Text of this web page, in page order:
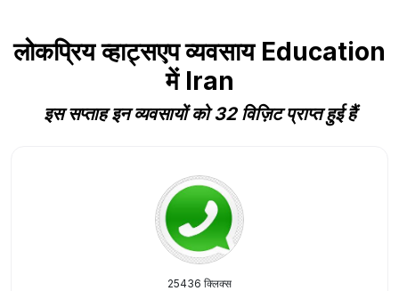
लोकप्रिय व्हाट्सएप व्यवसाय Education
में Iran
इस सप्ताह इन व्यवसायों को 32 विज़िट प्राप्त हुई हैं
25436 क्लिक्स